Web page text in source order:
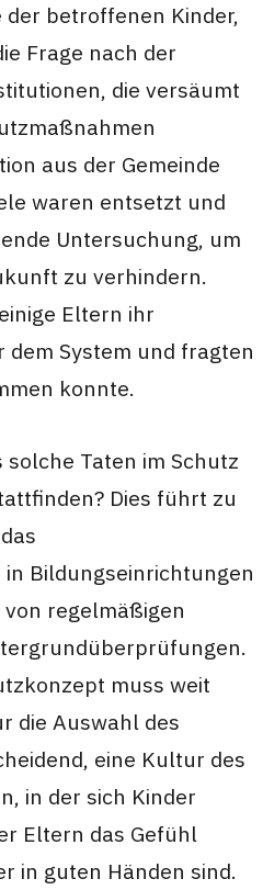
betroffenen Kinder,
Frage nach der
die versäumt
aus der Gemeinde
waren entsetzt und
Untersuchung, um
zu verhindern.
Eltern ihr
dem System und fragten
konnte.
solche Taten im Schutz
Dies führt zu
Bildungseinrichtungen
regelmäßigen
muss weit
die Auswahl des
eine Kultur des
in der sich Kinder
Eltern das Gefühl
in guten Händen sind.